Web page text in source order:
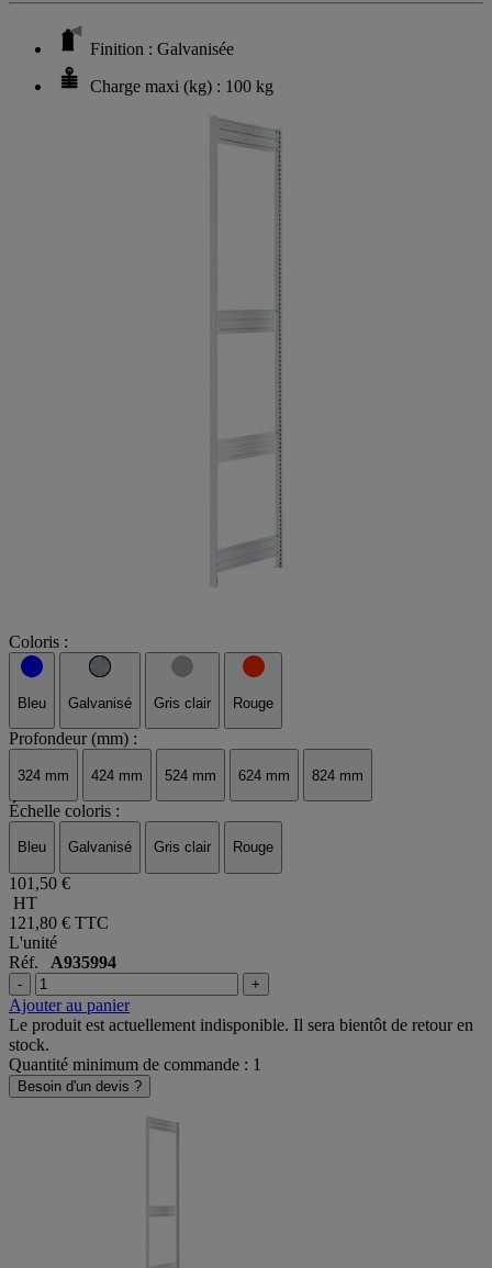
Finition : Galvanisée
Charge maxi (kg) : 100 kg
Coloris :
Bleu Galvanisé Gris clair Rouge
Profondeur (mm) :
324 mm 424 mm 524 mm 624 mm 824 mm
Échelle coloris :
Bleu Galvanisé Gris clair Rouge
101,50 €
HT
121,80 € TTC
L'unité
Réf. A935994
- +
Ajouter au panier
Le produit est actuellement indisponible. Il sera bientôt de retour en
stock.
Quantité minimum de commande : 1
Besoin d'un devis ?